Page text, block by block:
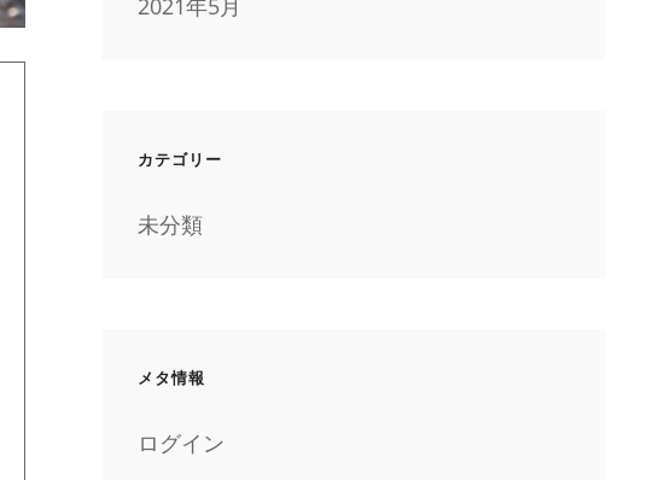
2021年5月
カテゴリー
未分類
メタ情報
ログイン